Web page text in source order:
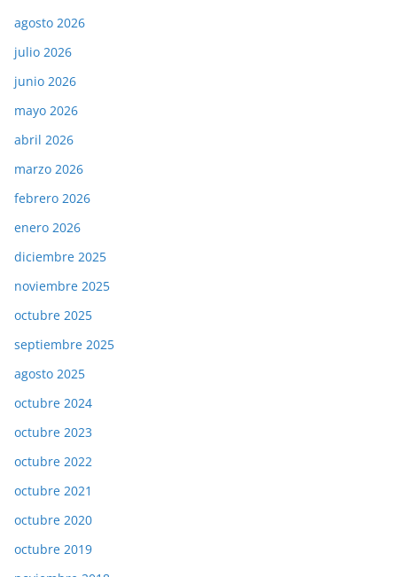
agosto 2026
julio 2026
junio 2026
mayo 2026
abril 2026
marzo 2026
febrero 2026
enero 2026
diciembre 2025
noviembre 2025
octubre 2025
septiembre 2025
agosto 2025
octubre 2024
octubre 2023
octubre 2022
octubre 2021
octubre 2020
octubre 2019